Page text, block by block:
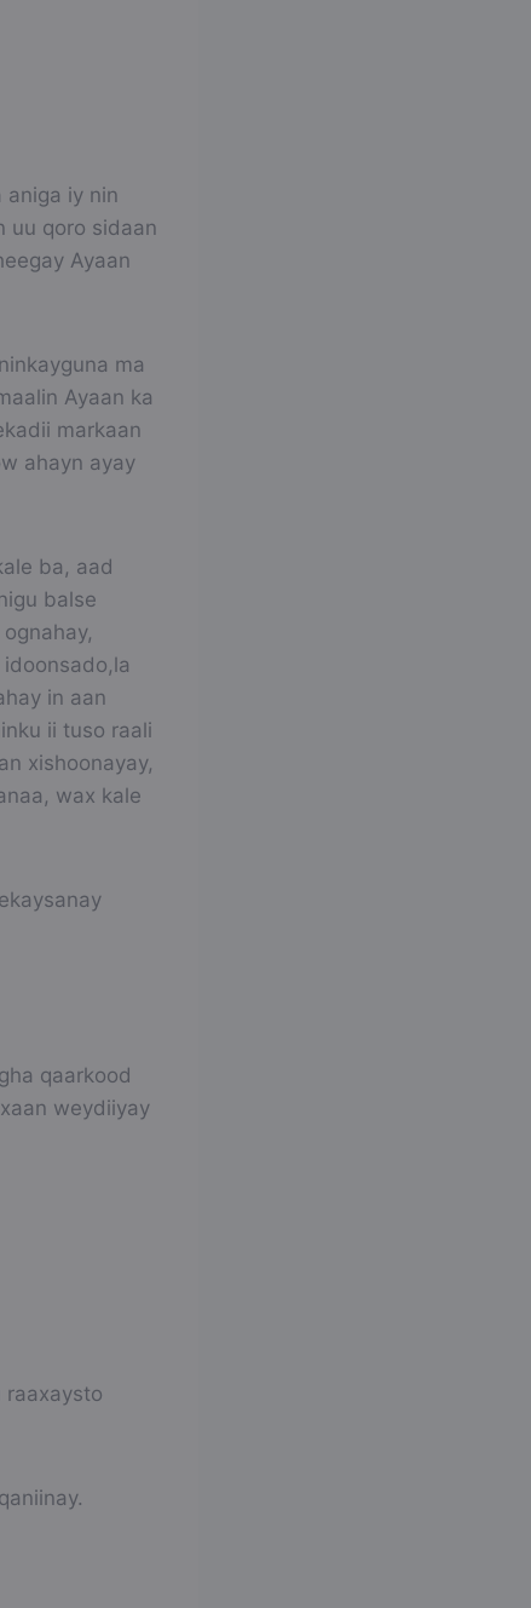
aniga iy nin
uu qoro sidaan
Ayaan
ma
Ayaan ka
markaan
ahayn ayay
ba, aad
balse
in aan
ii tuso raali
xishoonayay,
wax kale
qaarkood
weydiiyay
raaxaysto